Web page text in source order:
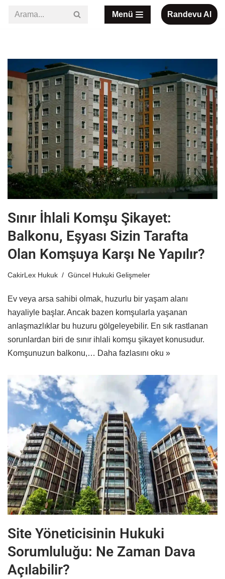
Menü Randevu Al
Sınır İhlali Komşu Şikayet:
Balkonu, Eşyası Sizin Tarafta
Olan Komşuya Karşı Ne Yapılır?
CakirLex Hukuk Güncel Hukuki Gelişmeler
Ev veya arsa sahibi olmak, huzurlu bir yaşam alanı
hayaliyle başlar. Ancak bazen komşularla yaşanan
anlaşmazlıklar bu huzuru gölgeleyebilir. En sık rastlanan
sorunlardan biri de sınır ihlali komşu şikayet konusudur.
Komşunuzun balkonu,… Daha fazlasını oku »
Site Yöneticisinin Hukuki
Sorumluluğu: Ne Zaman Dava
Açılabilir?